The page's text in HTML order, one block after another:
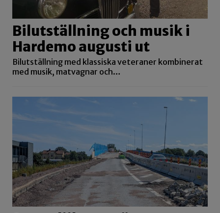
Bilutställning och musik i
Hardemo augusti ut
Bilutställning med klassiska veteraner kombinerat
med musik, matvagnar och…